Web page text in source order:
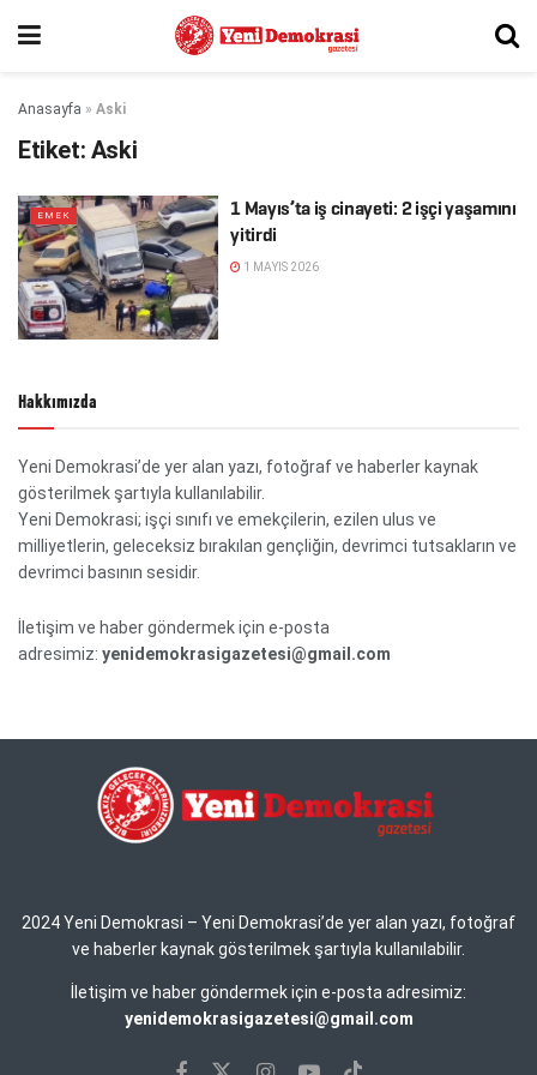
Anasayfa » Aski
Etiket: Aski
EMEK
1 Mayıs’ta iş cinayeti: 2 işçi yaşamını
yitirdi
1 MAYIS 2026
Hakkımızda
Yeni Demokrasi’de yer alan yazı, fotoğraf ve haberler kaynak
gösterilmek şartıyla kullanılabilir.
Yeni Demokrasi; işçi sınıfı ve emekçilerin, ezilen ulus ve
milliyetlerin, geleceksiz bırakılan gençliğin, devrimci tutsakların ve
devrimci basının sesidir.
İletişim ve haber göndermek için e-posta
adresimiz: yenidemokrasigazetesi@gmail.com
2024 Yeni Demokrasi – Yeni Demokrasi’de yer alan yazı, fotoğraf
ve haberler kaynak gösterilmek şartıyla kullanılabilir.
İletişim ve haber göndermek için e-posta adresimiz:
yenidemokrasigazetesi@gmail.com